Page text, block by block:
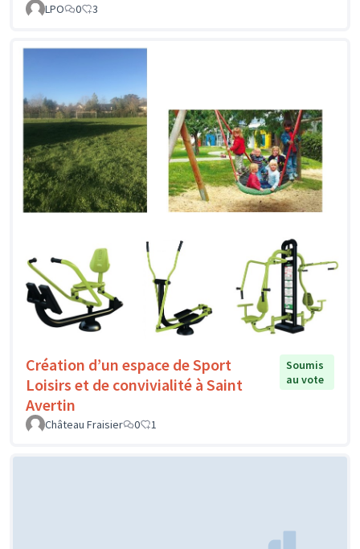
LPO
0 3
Création d’un espace de Sport
Loisirs et de convivialité à Saint
Avertin
Soumis
au vote
Château Fraisier 0 1